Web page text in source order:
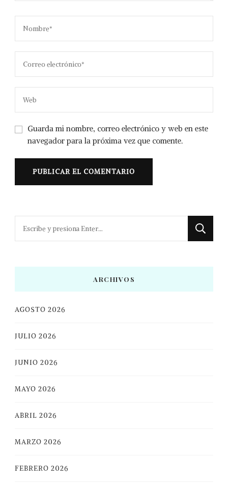
Guarda mi nombre, correo electrónico y web en este
navegador para la próxima vez que comente.
ARCHIVOS
AGOSTO 2026
JULIO 2026
JUNIO 2026
MAYO 2026
ABRIL 2026
MARZO 2026
FEBRERO 2026